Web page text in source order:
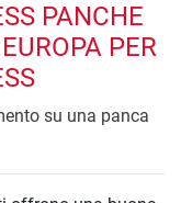
PANCHE
PER
su una panca